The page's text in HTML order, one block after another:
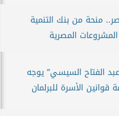
منحة من بنك التنمية
المشروعات المصرية
الفتاح السيسي” يوجه
قوانين الأسرة للبرلمان